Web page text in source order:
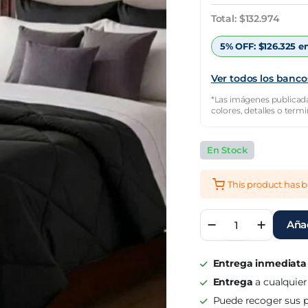
era:
$177.299.
es:
$132.974.
Total: $132.974
5% OFF: $126.325
Ver todos los
*Las imágenes
colores, detalles o
En Stock
This product has
Kavanagh
King
Soft
Revers
Entrega inmediata
Entrega a
Puede recoger sus